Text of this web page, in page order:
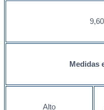
Medidas
Alto